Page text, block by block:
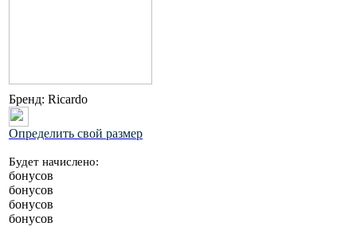
Бренд: Ricardo
Определить свой размер
Будет начислено:
бонусов
бонусов
бонусов
бонусов